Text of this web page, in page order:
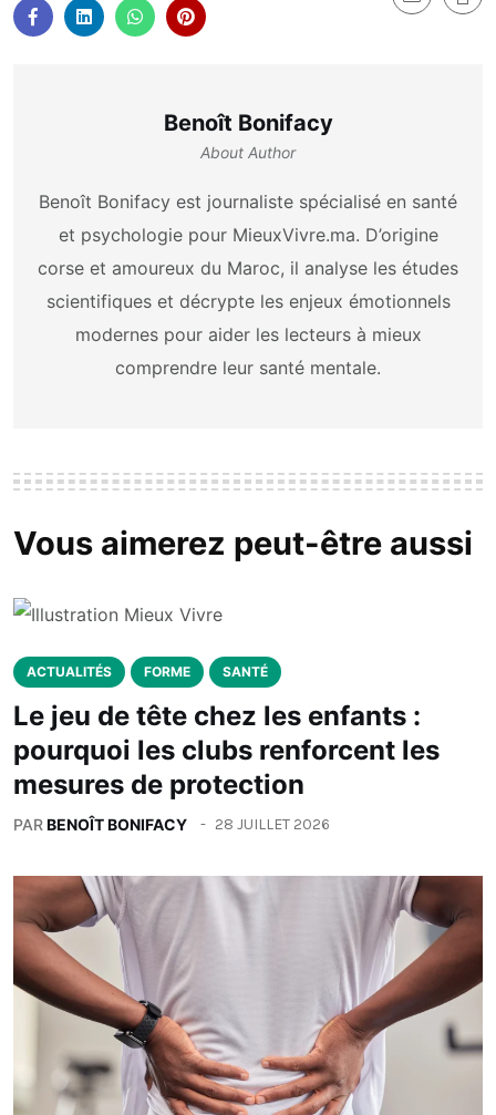
Benoît Bonifacy
About Author
Benoît Bonifacy est journaliste spécialisé en santé
et psychologie pour MieuxVivre.ma. D’origine
corse et amoureux du Maroc, il analyse les études
scientifiques et décrypte les enjeux émotionnels
modernes pour aider les lecteurs à mieux
comprendre leur santé mentale.
Vous aimerez peut-être aussi
ACTUALITÉS FORME SANTÉ
Le jeu de tête chez les enfants :
pourquoi les clubs renforcent les
mesures de protection
PARBENOÎT BONIFACY 28 JUILLET 2026